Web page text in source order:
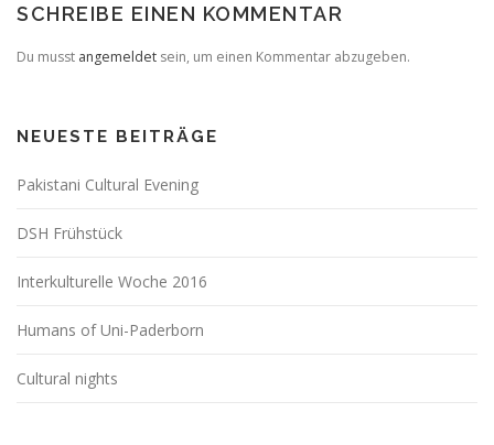
SCHREIBE EINEN KOMMENTAR
Du musst angemeldet sein, um einen Kommentar abzugeben.
NEUESTE BEITRÄGE
Pakistani Cultural Evening
DSH Frühstück
Interkulturelle Woche 2016
Humans of Uni-Paderborn
Cultural nights